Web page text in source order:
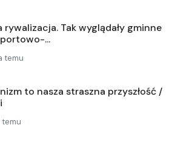
rywalizacja. Tak wyglądały gminne
...
temu
to nasza straszna przyszłość /
temu